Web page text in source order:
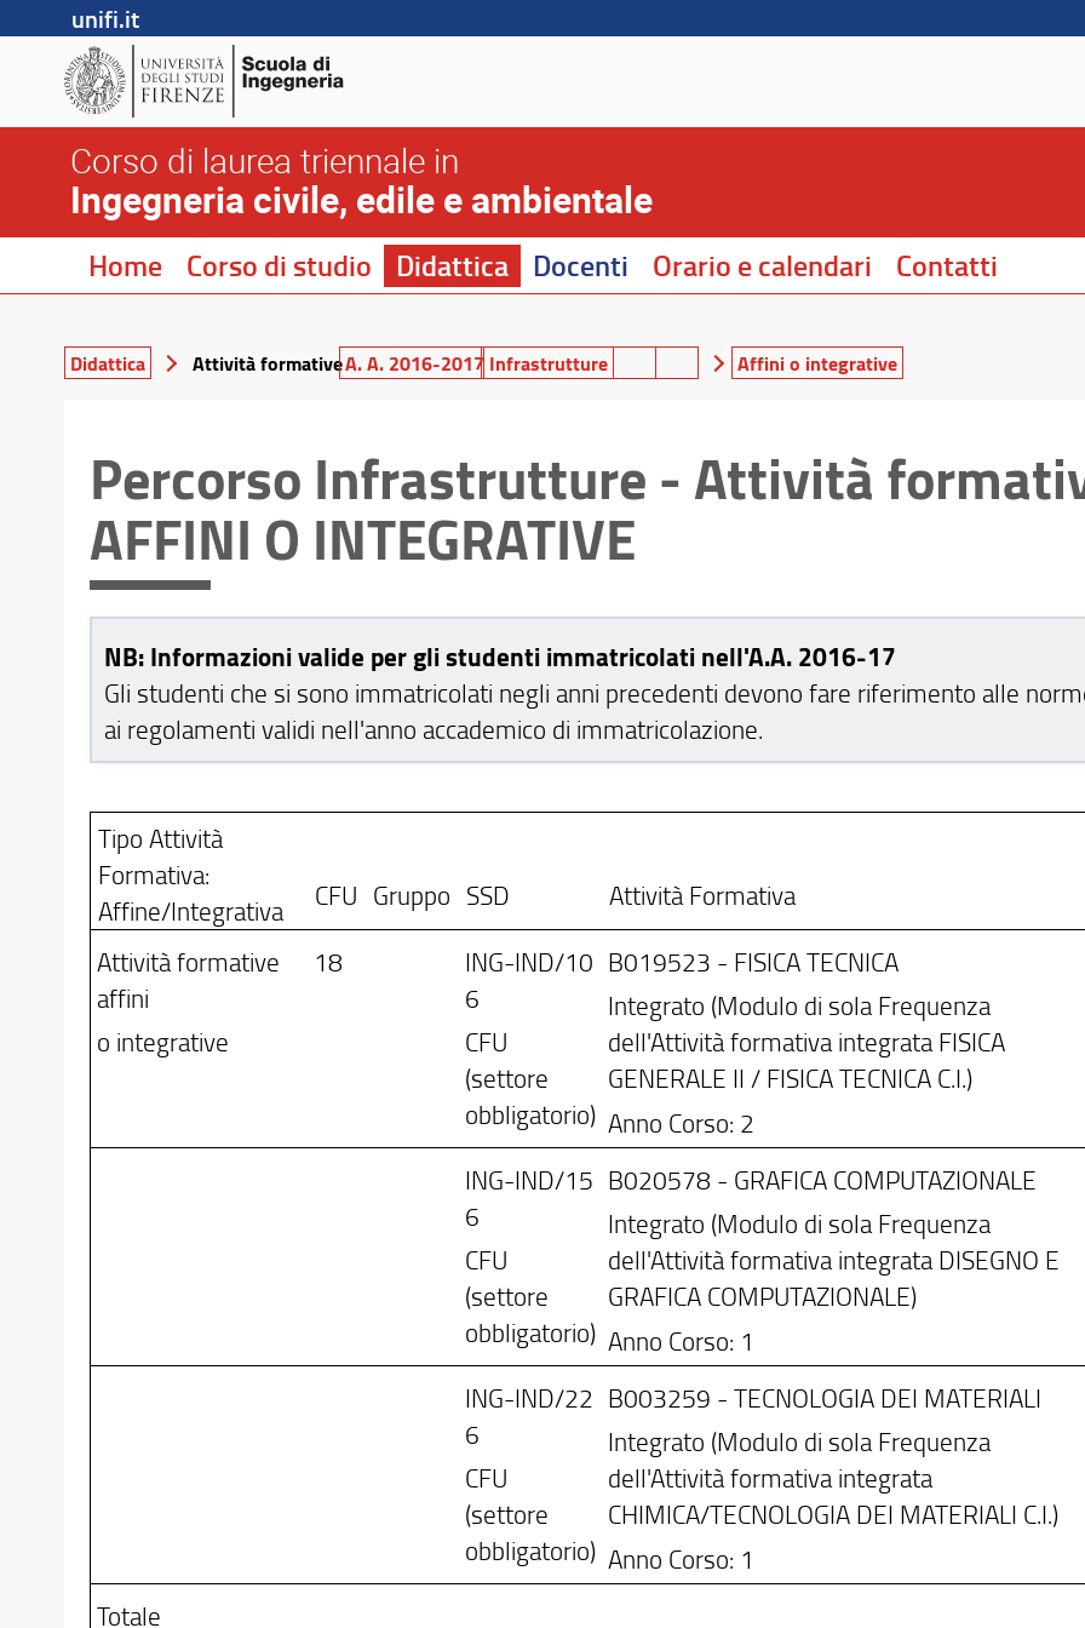
unifi.it
Corso di laurea triennale in
Ingegneria civile, edile e ambientale
Home Corso di studio Didattica Docenti Orario e calendari Contatti
Didattica Attività formativeA. A. 2016-2017 Infrastrutture Affini o integrative
Percorso Infrastrutture - Attività
AFFINI O INTEGRATIVE
NB: Informazioni valide per gli studenti immatricolati nell'A.A. 2016-17
Gli studenti che si sono immatricolati negli anni precedenti devono fare riferimento alle
ai regolamenti validi nell'anno accademico di immatricolazione.
Tipo Attività
Formativa:
Affine/Integrativa
CFU Gruppo SSD
Attività Formativa
Attività formative
affini
o integrative
18
ING-IND/10
6
CFU
(settore
obbligatorio)
B019523 - FISICA TECNICA
Integrato (Modulo di sola Frequenza
dell'Attività formativa integrata FISICA
GENERALE II / FISICA TECNICA C.I.)
Anno Corso: 2
ING-IND/15
6
CFU
(settore
obbligatorio)
B020578 - GRAFICA COMPUTAZIONALE
Integrato (Modulo di sola Frequenza
dell'Attività formativa integrata DISEGNO E
GRAFICA COMPUTAZIONALE)
Anno Corso: 1
ING-IND/22
6
CFU
(settore
obbligatorio)
B003259 - TECNOLOGIA DEI MATERIALI
Integrato (Modulo di sola Frequenza
dell'Attività formativa integrata
CHIMICA/TECNOLOGIA DEI MATERIALI C.I.)
Anno Corso: 1
Totale